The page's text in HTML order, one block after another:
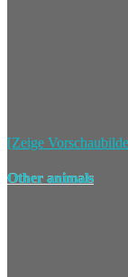
[Zeige
Other animals